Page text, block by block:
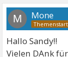
M Mone
Hallo Sandy!!
Vielen DAnk